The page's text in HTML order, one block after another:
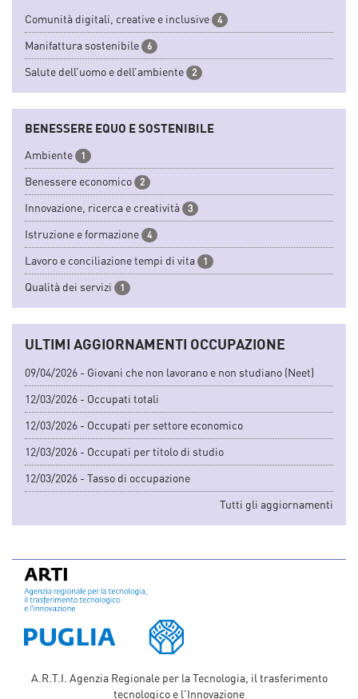
Comunità digitali, creative e inclusive
4
Manifattura sostenibile 6
Salute dell’uomo e dell’ambiente 2
BENESSERE EQUO E SOSTENIBILE
Ambiente 1
Benessere economico 2
Innovazione, ricerca e creatività 3
Istruzione e formazione 4
Lavoro e conciliazione tempi di vita 1
Qualità dei servizi 1
ULTIMI AGGIORNAMENTI OCCUPAZIONE
09/04/2026 - Giovani che non lavorano e non studiano (Neet)
12/03/2026 - Occupati totali
12/03/2026 - Occupati per settore economico
12/03/2026 - Occupati per titolo di studio
12/03/2026 - Tasso di occupazione
Tutti gli aggiornamenti
A.R.T.I. Agenzia Regionale per la Tecnologia, il trasferimento
tecnologico e l'Innovazione